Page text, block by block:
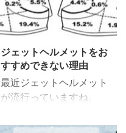
ジェットヘルメットをお
すすめできない理由
最近ジェットヘルメット
が流行っていますね。
ェットヘルメットって安